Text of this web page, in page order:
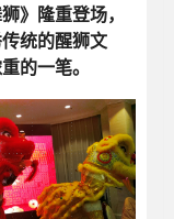
》隆重登场，
统的醒狮文
的一笔。